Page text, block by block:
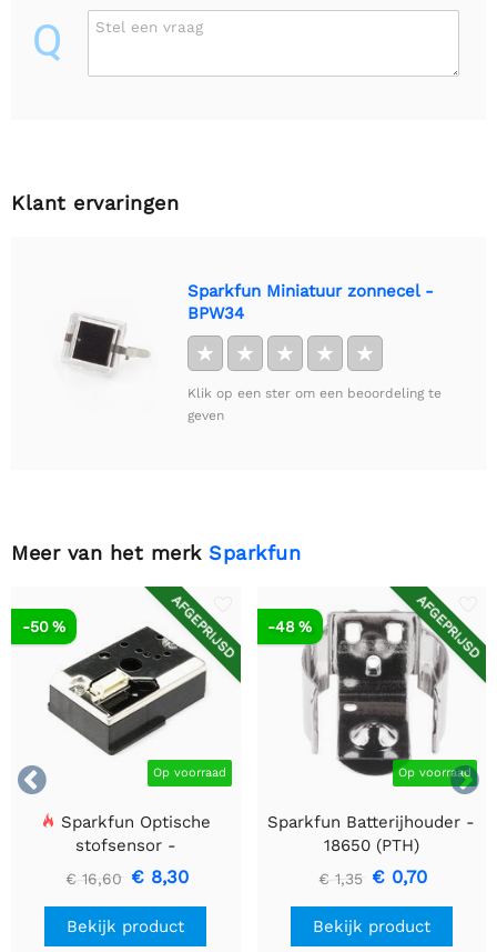
Q Stel een vraag
Klant ervaringen
Sparkfun Miniatuur zonnecel -
BPW34
★ ★ ★ ★ ★
Klik op een ster om een beoordeling te
geven
Meer van het merk Sparkfun


AFGEPRIJSD
Op voorraad
-50 %
Sparkfun Optische
stofsensor -
GP2Y1010AU0F
€ 16,60 € 8,30
Bekijk product
AFGEPRIJSD
Op voorraad
-48 %
Sparkfun Batterijhouder -
18650 (PTH)
€ 1,35 € 0,70
Bekijk product